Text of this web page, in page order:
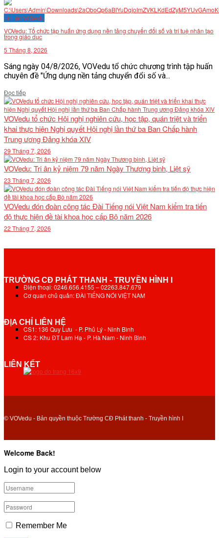
Tin tức VOVedu
VOVedu: Tổ chức tập huấn ứng dụng nền tảng chuyển đổi số và trí tuệ nhân tạo
trong giáo dục
5 Tháng 8, 2026
Sáng ngày 04/8/2026, VOVedu tổ chức chương trình tập huấn
chuyên đề "Ứng dụng nền tảng chuyển đổi số và...
Đọc tiếpDetails
VOVedu tổ chức Hội nghị nghiên cứu, học tập, quán triệt và triển
khai thực hiện Nghị quyết Hội nghị lần thứ ba Ban Chấp hành
Trung ương Đảng khóa XIV
29 Tháng 7, 2026
VOVedu: Tri ân kỷ niệm 79 năm Ngày Thương binh, Liệt sỹ
23 Tháng 7, 2026
VOVedu đón đoàn công tác Đài Tiếng nói Việt Nam kiểm tra tiến
độ thực hiện đề tài khoa học cấp Bộ năm 2026
22 Tháng 7, 2026
TRƯỜNG CĐ PHÁT THANH - TRUYỀN HÌNH I
Điện thoại: 0246.656.4155 – 02263.847.679
Cơ quan chủ quản: ĐÀI TIẾNG NÓI VIỆT NAM
ĐỊA CHỈ LIÊN HỆ
CS1: 136 Quy Lưu - P. Phủ Lý - Ninh Bình
CS 2: Khu ĐT Lam Hạ - P. Hà Nam - Ninh Bình
LIÊN KẾT
© VOVedu - Bản quyền thuộc Trường CĐ Phát thanh - Truyền hình I
Welcome Back!
Login to your account below
Remember Me